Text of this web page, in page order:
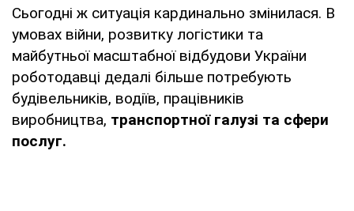
Сьогодні ж ситуація кардинально змінилася. В
умовах війни, розвитку логістики та
майбутньої масштабної відбудови України
роботодавці дедалі більше потребують
будівельників, водіїв, працівників
виробництва, транспортної галузі та сфери
послуг.